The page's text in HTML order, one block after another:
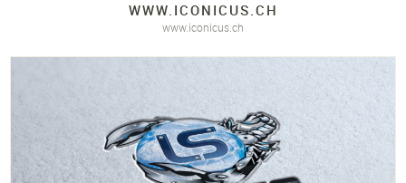
WWW. ICONICUS.CH
www.iconicus.ch